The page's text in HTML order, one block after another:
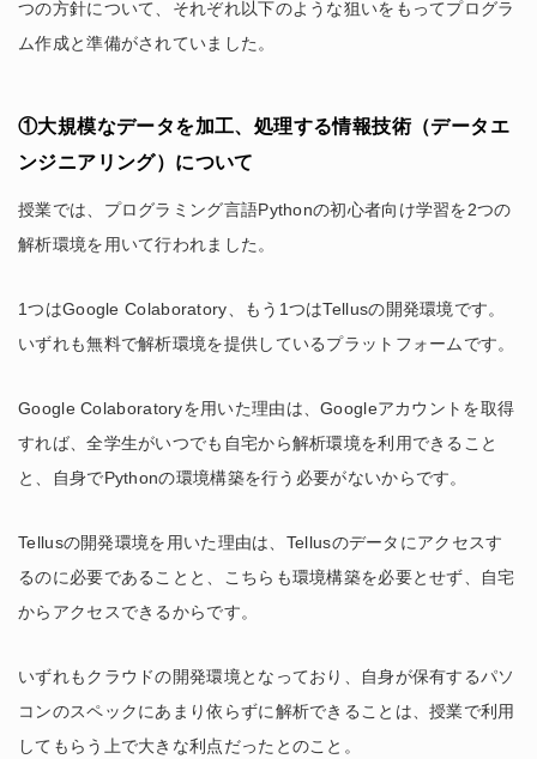
つの方針について、それぞれ以下のような狙いをもってプログラ
ム作成と準備がされていました。
①大規模なデータを加工、処理する情報技術（データエ
ンジニアリング）について
授業では、プログラミング言語Pythonの初心者向け学習を2つの
解析環境を用いて行われました。
1つはGoogle Colaboratory、もう1つはTellusの開発環境です。
いずれも無料で解析環境を提供しているプラットフォームです。
Google Colaboratoryを用いた理由は、Googleアカウントを取得
すれば、全学生がいつでも自宅から解析環境を利用できること
と、自身でPythonの環境構築を行う必要がないからです。
Tellusの開発環境を用いた理由は、Tellusのデータにアクセスす
るのに必要であることと、こちらも環境構築を必要とせず、自宅
からアクセスできるからです。
いずれもクラウドの開発環境となっており、自身が保有するパソ
コンのスペックにあまり依らずに解析できることは、授業で利用
してもらう上で大きな利点だったとのこと。